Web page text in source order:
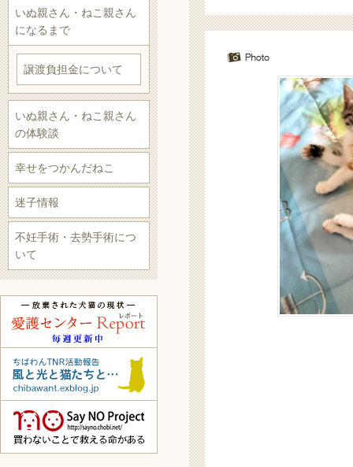
いぬ親さん・ねこ親さん
になるまで
譲渡負担金について
いぬ親さん・ねこ親さん
の体験談
幸せをつかんだねこ
迷子情報
不妊手術・去勢手術につ
いて